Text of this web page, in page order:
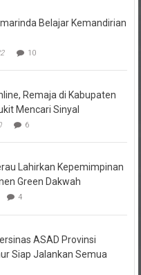
Mencari Sinyal
6
Green Dakwah
4
Siap Jalankan Semua